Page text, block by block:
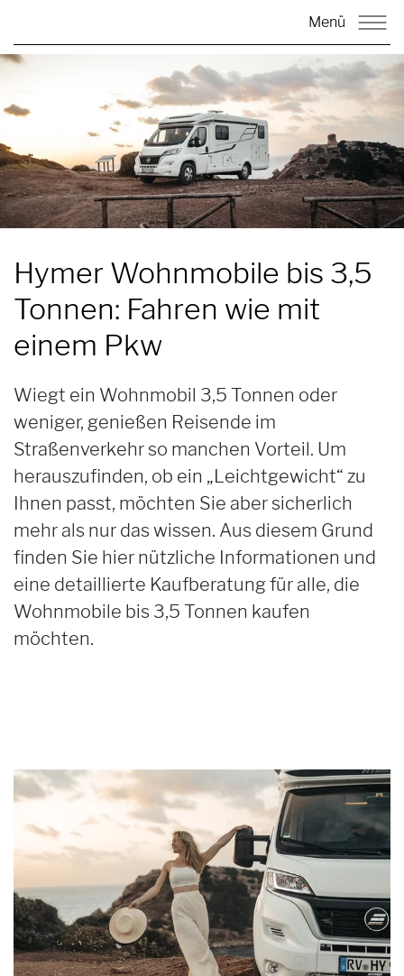
Menü
Hymer Wohnmobile bis 3,5
Tonnen: Fahren wie mit
einem Pkw
Wiegt ein Wohnmobil 3,5 Tonnen oder
weniger, genießen Reisende im
Straßenverkehr so manchen Vorteil. Um
herauszufinden, ob ein „Leichtgewicht“ zu
Ihnen passt, möchten Sie aber sicherlich
mehr als nur das wissen. Aus diesem Grund
finden Sie hier nützliche Informationen und
eine detaillierte Kaufberatung für alle, die
Wohnmobile bis 3,5 Tonnen kaufen
möchten.